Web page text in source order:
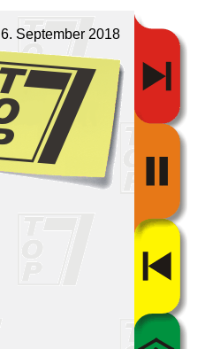
6. September 2018